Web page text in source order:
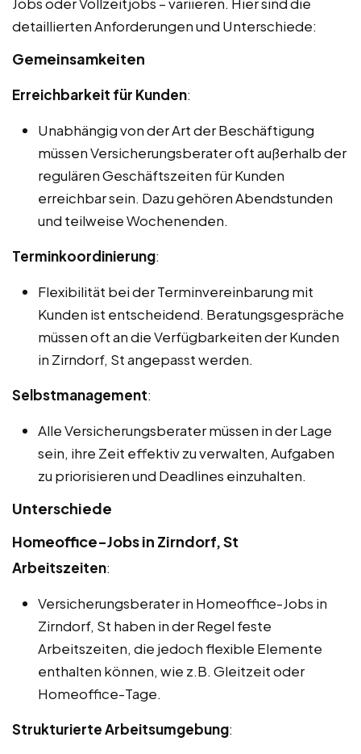
detaillierten Anforderungen und Unterschiede:
Gemeinsamkeiten
Erreichbarkeit für Kunden:
Unabhängig von der Art der Beschäftigung
müssen Versicherungsberater oft außerhalb der
regulären Geschäftszeiten für Kunden
erreichbar sein. Dazu gehören Abendstunden
und teilweise Wochenenden.
Terminkoordinierung:
Flexibilität bei der Terminvereinbarung mit
Kunden ist entscheidend. Beratungsgespräche
müssen oft an die Verfügbarkeiten der Kunden
in Zirndorf, St angepasst werden.
Selbstmanagement:
Alle Versicherungsberater müssen in der Lage
sein, ihre Zeit effektiv zu verwalten, Aufgaben
zu priorisieren und Deadlines einzuhalten.
Unterschiede
Homeoffice-Jobs in Zirndorf, St
Arbeitszeiten:
Versicherungsberater in Homeoffice-Jobs in
Zirndorf, St haben in der Regel feste
Arbeitszeiten, die jedoch flexible Elemente
enthalten können, wie z.B. Gleitzeit oder
Homeoffice-Tage.
Strukturierte Arbeitsumgebung: